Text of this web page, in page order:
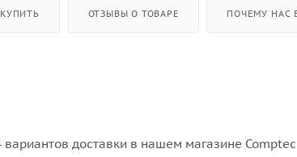
ОТЗЫВЫ О ТОВАРЕ ПОЧЕМУ НАС
доставки в нашем магазине